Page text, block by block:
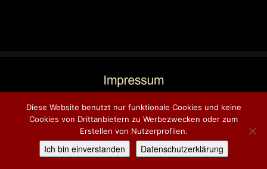
Diese Website benutzt nur funktionale Cookies und keine
Cookies von Drittanbietern zu Werbezwecken oder zum
Erstellen von Nutzerprofilen.
Ich bin einverstanden Datenschutzerklärung